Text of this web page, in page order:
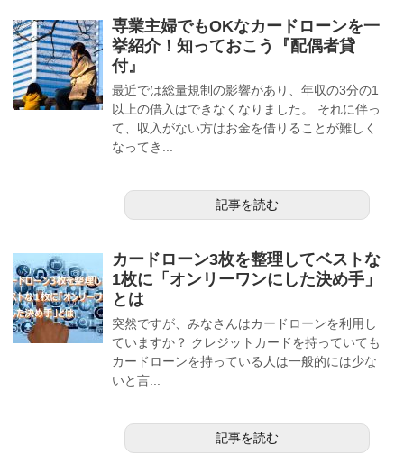
専業主婦でもOKなカードローンを一
挙紹介！知っておこう『配偶者貸
付』
最近では総量規制の影響があり、年収の3分の1
以上の借入はできなくなりました。 それに伴っ
て、収入がない方はお金を借りることが難しく
なってき...
記事を読む
カードローン3枚を整理してベストな
1枚に「オンリーワンにした決め手」
とは
突然ですが、みなさんはカードローンを利用し
ていますか？ クレジットカードを持っていても
カードローンを持っている人は一般的には少な
いと言...
記事を読む